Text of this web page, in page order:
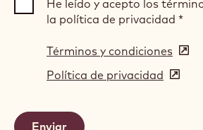
He leído y acepto los
la política de privacidad *
Términos y condiciones (opens
in
Política de privacidad (opens